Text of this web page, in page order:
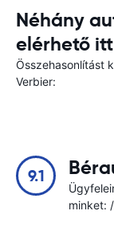
Néhány
elérhető
Összehasonlítást
Verbier:
9.1
minket: